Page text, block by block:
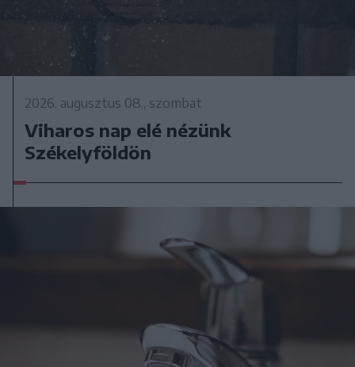
2026. augusztus 08., szombat
Viharos nap elé nézünk
Székelyföldön